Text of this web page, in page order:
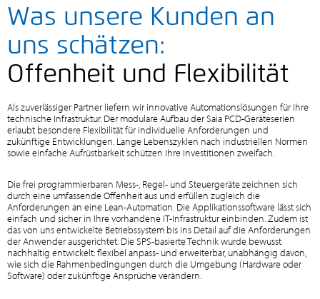
Was unsere Kunden an
uns schätzen:
Offenheit und Flexibilität
Als zuverlässiger Partner liefern wir innovative Automationslösungen für Ihre
technische Infrastruktur. Der modulare Aufbau der Saia PCD-Geräteserien
erlaubt besondere Flexibilität für individuelle Anforderungen und
zukünftige Entwicklungen. Lange Lebenszyklen nach industriellen Normen
sowie einfache Aufrüstbarkeit schützen Ihre Investitionen zweifach.
Die frei programmierbaren Mess-, Regel- und Steuergeräte zeichnen sich
durch eine umfassende Offenheit aus und erfüllen zugleich die
Anforderungen an eine Lean-Automation. Die Applikationssoftware lässt sich
einfach und sicher in Ihre vorhandene IT-Infrastruktur einbinden. Zudem ist
das von uns entwickelte Betriebssystem bis ins Detail auf die Anforderungen
der Anwender ausgerichtet. Die SPS-basierte Technik wurde bewusst
nachhaltig entwickelt: flexibel anpass- und erweiterbar, unabhängig davon,
wie sich die Rahmenbedingungen durch die Umgebung (Hardware oder
Software) oder zukünftige Ansprüche verändern.